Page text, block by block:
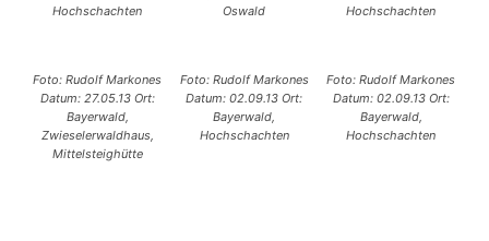
Hochschachten
Oswald
Hochschachten
Foto: Rudolf Markones
Datum: 27.05.13 Ort:
Bayerwald,
Zwieselerwaldhaus,
Mittelsteighütte
Foto: Rudolf Markones
Datum: 02.09.13 Ort:
Bayerwald,
Hochschachten
Foto: Rudolf Markones
Datum: 02.09.13 Ort:
Bayerwald,
Hochschachten